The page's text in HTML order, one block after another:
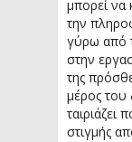
μπορεί να
την
γύρω από
στην
της
μέρος του
ταιριάζει
στιγμής